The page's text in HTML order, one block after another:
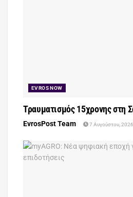
EVROS NOW
Τραυματισμός 15χρονης στη
EvrosPost Team 7 Αυγούστου, 2026